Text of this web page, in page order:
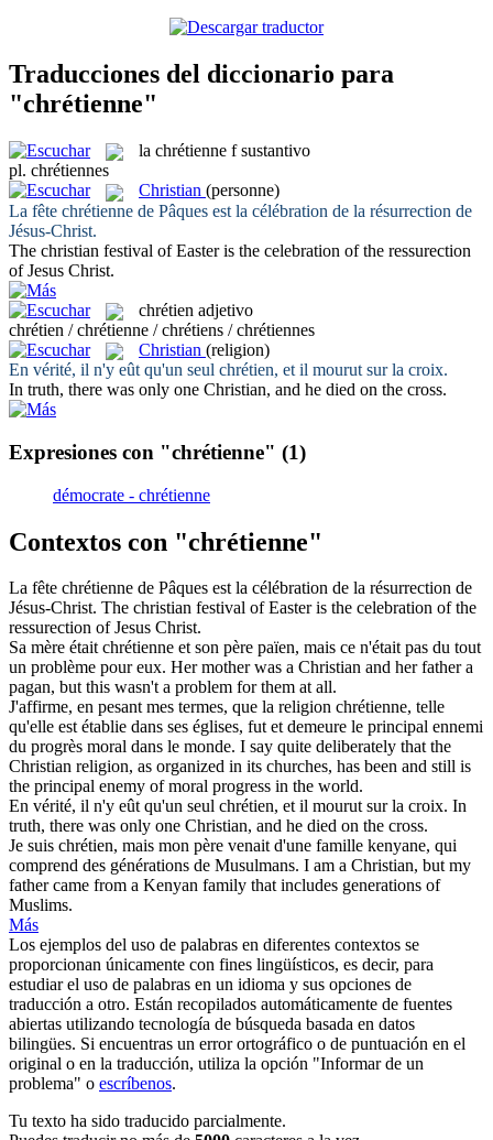
Traducciones del diccionario para
"chrétienne"
la chrétienne f sustantivo
pl. chrétiennes
Christian (personne)
La fête chrétienne de Pâques est la célébration de la résurrection de
Jésus-Christ.
The christian festival of Easter is the celebration of the ressurection
of Jesus Christ.
chrétien adjetivo
chrétien / chrétienne / chrétiens / chrétiennes
Christian (religion)
En vérité, il n'y eût qu'un seul chrétien, et il mourut sur la croix.
In truth, there was only one Christian, and he died on the cross.
Expresiones con "chrétienne" (1)
démocrate - chrétienne
Contextos con "chrétienne"
La fête chrétienne de Pâques est la célébration de la résurrection de
Jésus-Christ. The christian festival of Easter is the celebration of the
ressurection of Jesus Christ.
Sa mère étaitchrétienne et son père païen, mais ce n'était pas du tout
un problème pour eux. Her mother was a Christian and her father a
pagan, but this wasn't a problem for them at all.
J'affirme, en pesant mes termes, que la religion chrétienne, telle
qu'elle est établie dans ses églises, fut et demeure le principal ennemi
du progrès moral dans le monde. I say quite deliberately that the
Christian religion, as organized in its churches, has been and still is
the principal enemy of moral progress in the world.
En vérité, il n'y eût qu'un seul chrétien, et il mourut sur la croix. In
truth, there was only one Christian, and he died on the cross.
Je suis chrétien, mais mon père venait d'une famille kenyane, qui
comprend des générations de Musulmans. I am a Christian, but my
father came from a Kenyan family that includes generations of
Muslims.
Más
Los ejemplos del uso de palabras en diferentes contextos se
proporcionan únicamente con fines lingüísticos, es decir, para
estudiar el uso de palabras en un idioma y sus opciones de
traducción a otro. Están recopilados automáticamente de fuentes
abiertas utilizando tecnología de búsqueda basada en datos
bilingües. Si encuentras un error ortográfico o de puntuación en el
original o en la traducción, utiliza la opción "Informar de un
problema" o escríbenos.
Tu texto ha sido traducido parcialmente.